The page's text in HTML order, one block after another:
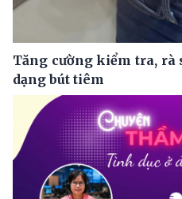
Tăng cường kiểm tra, rà
dạng bút tiêm